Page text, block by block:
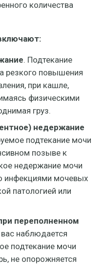
количества
. Подтекание
резкого повышения
при кашле,
физическими
груз.
недержание
подтекание мочи
позыве к
недержание мочи
инфекциями мочевых
патологией или
переполненном
наблюдается
подтекание мочи
не опорожняется